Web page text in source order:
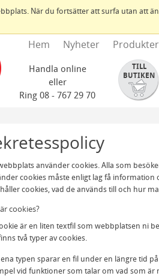
När du fortsätter att surfa utan att
Hem Nyheter Produkter
Handla online
eller
Ring 08 - 767 29 70
TILL
BUTIKEN
använder cookies. Alla som
cookies måste enligt lag få information
cookies, vad de används till och hur
cookies?
är en liten textfil som webbplatsen ni
två typer av cookies.
typen sparar en fil under en längre tid
vid funktioner som talar om vad som är